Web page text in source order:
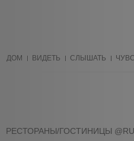
ДОМ ВИДЕТЬ СЛЫШАТЬ
РЕСТОРАНЫ/ГОСТИНИЦЫ @RU